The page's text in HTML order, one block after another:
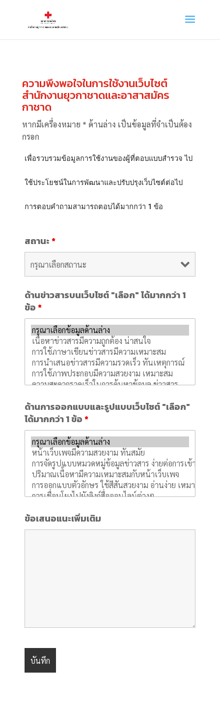
ความพึงพอใจในการใช้งานเว็บไซต์
สำนักงานยุวกาชาดและอาสาสมัคร
กาชาด
หากมีเครื่องหมาย * ด้านล่าง เป็นข้อมูลที่จำเป็นต้อง
กรอก
เพื่อรวบรวมข้อมูลการใช้งานของผู้ที่ตอบแบบสำรวจ ไป
ใช้ประโยชน์ในการพัฒนาและปรับปรุงเว็บไซต์ต่อไป
การตอบคำถามสามารถตอบได้มากกว่า 1 ข้อ
สถานะ*
ด้านข่าวสารบนเว็บไซต์ "เลือก" ได้มากกว่า 1
ข้อ*
ด้านการออกแบบและรูปแบบเว็บไซต์ "เลือก"
ได้มากกว่า 1 ข้อ*
ข้อเสนอแนะเพิ่มเติม